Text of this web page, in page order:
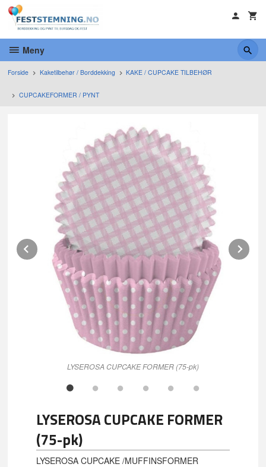
Gå
innholdet
Meny
Forside Kaketilbehør / Borddekking KAKE / CUPCAKE TILBEHØR
CUPCAKEFORMER / PYNT
LYSEROSA CUPCAKE FORMER (75-pk)
Prev
LYSEROSA CUPCAKE FORMER
(75-pk)
LYSEROSA CUPCAKE /MUFFINSFORMER